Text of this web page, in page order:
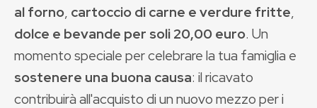
al forno, cartoccio di carne e verdure fritte,
dolce e bevande per soli 20,00 euro. Un
momento speciale per celebrare la tua famiglia e
sostenere una buona causa: il ricavato
contribuirà all'acquisto di un nuovo mezzo per i